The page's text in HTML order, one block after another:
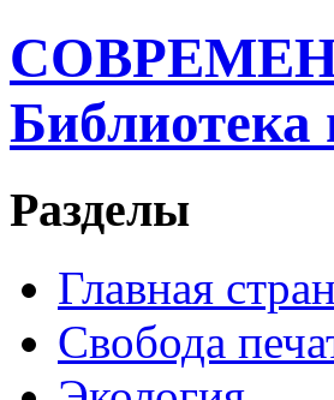
Разделы
Главная
Свобода